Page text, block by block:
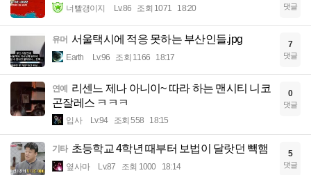
너빨갱이지 Lv.86 조회 1071 18:20 댓글
유머 서울택시에 적응 못하는 부산인들.jpg
Earth Lv.96 조회 1166 18:17
7
댓글
연예
리센느 제나 아니이~ 따라 하는 맨시티 니코
곤잘레스 ㅋㅋㅋ
입사 Lv.94 조회 558 18:15
0
댓글
기타 초등학교 4학년 때부터 보법이 달랏던 빽햄
옆사마 Lv.87 조회 1000 18:14
5
댓글